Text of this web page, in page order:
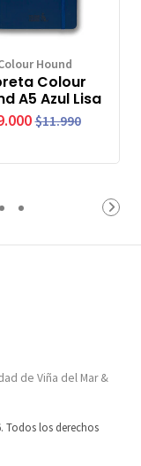
Hound
Colour
A5 Azul Lisa
$11.990
de Viña del Mar &
Todos los derechos